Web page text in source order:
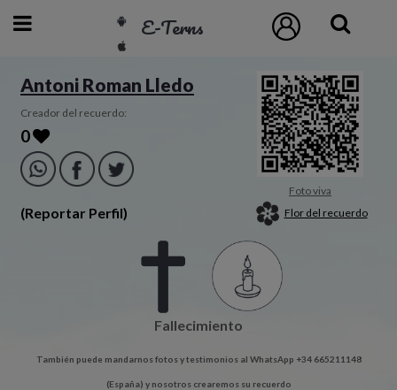
E-Terns
ESP
ENG
POR
Inicio
Acceso
Antoni Roman Lledo
Creador del recuerdo:
0
(Reportar Perfil)
Foto viva
Flor del recuerdo
Fallecimiento
También puede mandarnos fotos y testimonios al WhatsApp +34 665211148
(España) y nosotros crearemos su recuerdo